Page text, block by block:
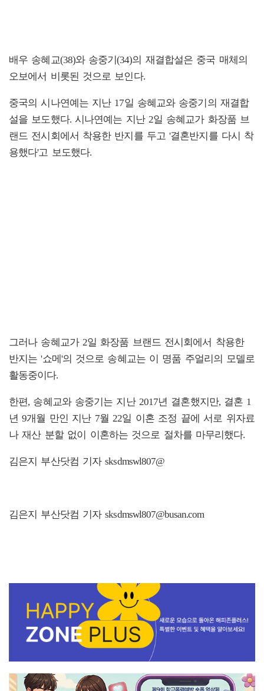
배우 송혜교(38)와 송중기(34)의 재결합설은 중국 매체의
오보에서 비롯된 것으로 보인다.
중국의 시나연예는 지난 17일 송혜교와 송중기의 재결합
설을 보도했다. 시나연예는 지난 2일 송혜교가 화장품 브
랜드 전시회에서 착용한 반지를 두고 '결혼반지를 다시 착
용했다'고 보도했다.
그러나 송혜교가 2일 화장품 브랜드 전시회에서 착용한
반지는 '쇼메'의 것으로 송혜교는 이 명품 주얼리의 모델로
활동중이다.
한편, 송혜교와 송중기는 지난 2017년 결혼했지만, 결혼 1
년 9개월 만인 지난 7월 22일 이혼 조정 끝에 서로 위자료
나 재산 분할 없이 이혼하는 것으로 절차를 마무리했다.
김은지 부산닷컴 기자 sksdmswl807@
김은지 부산닷컴 기자 sksdmswl807@busan.com